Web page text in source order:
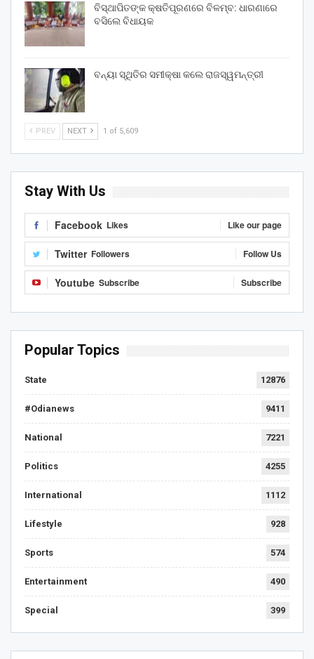
ବିସ୍ଥାପିତଙ୍କ କ୍ଷତିପୂରଣରେ ବିଳମ୍ବ: ଧାରଣାରେ
ବସିଲେ ବିଧାୟକ
ବନ୍ୟା ସ୍ଥିତିର ସମୀକ୍ଷା କଲେ ରାଜସ୍ୱମନ୍ତ୍ରୀ
PREV NEXT 1 of 5,609
Stay With Us
Facebook Likes Like our page
Twitter Followers Follow Us
Youtube Subscribe Subscribe
Popular Topics
State 12876
#Odianews 9411
National 7221
Politics 4255
International 1112
Lifestyle 928
Sports 574
Entertainment 490
Special 399